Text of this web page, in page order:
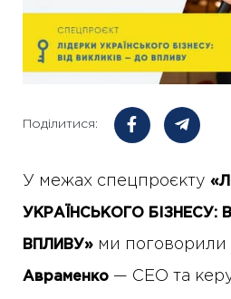
Поділитися:
У межах спецпроєкту
УКРАЇНСЬКОГО БІЗНЕСУ:
ВПЛИВУ» ми поговорили
Авраменко — СЕО та